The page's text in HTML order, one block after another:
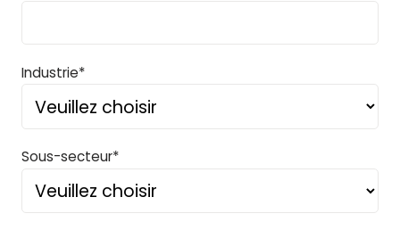
Industrie*
Sous-secteur*